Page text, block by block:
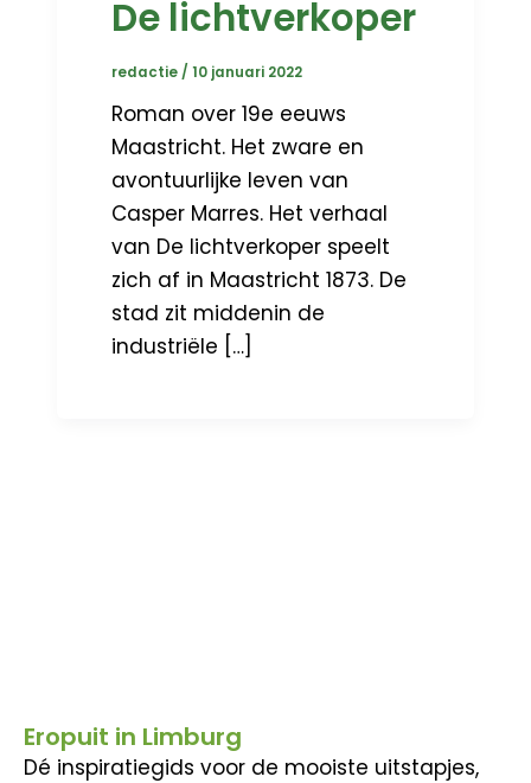
De lichtverkoper
redactie/10 januari 2022
Roman over 19e eeuws
Maastricht. Het zware en
avontuurlijke leven van
Casper Marres. Het verhaal
van De lichtverkoper speelt
zich af in Maastricht 1873. De
stad zit middenin de
industriële […]
Eropuit in Limburg
Dé inspiratiegids voor de mooiste uitstapjes,